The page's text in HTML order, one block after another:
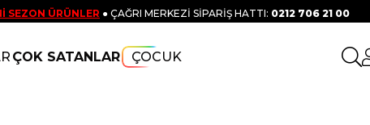
SEZON ÜRÜNLER ● ÇAĞRI MERKEZİ SİPARİŞ HATTI: 0212 706 21 00
ÇOK SATANLAR ÇOCUK